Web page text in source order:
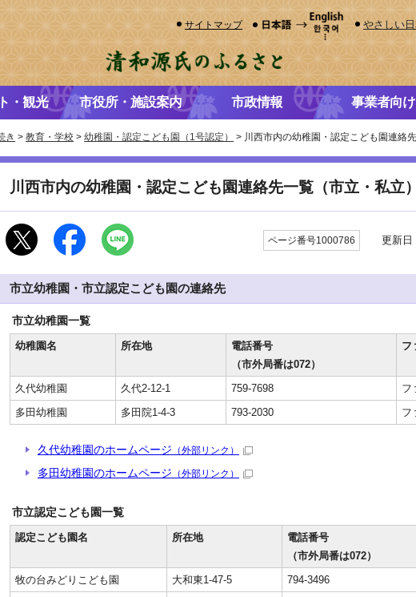
サイトマップ やさしい
・観光 市役所・施設案内 市政情報 事業者向け
き > 教育・学校 > 幼稚園・認定こども園（1号認定） > 川西市内の幼稚園・認定こども園連絡
川西市内の幼稚園・認定こども園連絡先一覧（市立・私立）
ページ番号1000786 更新日
市立幼稚園・市立認定こども園の連絡先
市立幼稚園一覧
幼稚園名 所在地
電話番号
（市外局番は072）
フ
久代幼稚園 久代2-12-1 759-7698
フ
多田幼稚園
多田院1-4-3 793-2030 フ
久代幼稚園のホームページ （外部リンク）
多田幼稚園のホームページ （外部リンク）
市立認定こども園一覧
認定こども園名 所在地
電話番号
（市外局番は072）
牧の台みどりこども園
大和東1-47-5 794-3496